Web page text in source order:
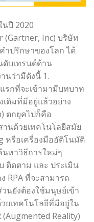
ปี 2020
(Gartner, Inc) บริษัท
ำปรึกษาของโลก ได้
ดับเทรนด์ด้าน
นว่ามีดังนี้ 1.
รกที่จะเข้ามามีบทบาท
เดิมที่มีอยู่แล้วอย่าง
ตกยุคไปก็คือ
นด้วยเทคโนโลยีสมัย
หรือเครื่องมืออัติโนมัติ
นหาวิธีการใหม่ๆ
ติดตาม และ ประเมิน
RPA ที่จะสามารถ
นยังต้องใช้มนุษย์เข้า
ยเทคโนโลยีที่มีอยู่ใน
(Augmented Reality)